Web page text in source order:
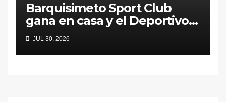
Barquisimeto Sport Club
gana en casa y el Deportivo
Lara pierde en la carretera
JUL 30, 2026